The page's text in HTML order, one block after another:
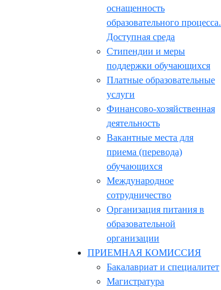
оснащенность
образовательного процесса.
Доступная среда
Стипендии и меры
поддержки обучающихся
Платные образовательные
услуги
Финансово-хозяйственная
деятельность
Вакантные места для
приема (перевода)
обучающихся
Международное
сотрудничество
Организация питания в
образовательной
организации
ПРИЕМНАЯ КОМИССИЯ
Бакалавриат и специалитет
Магистратура